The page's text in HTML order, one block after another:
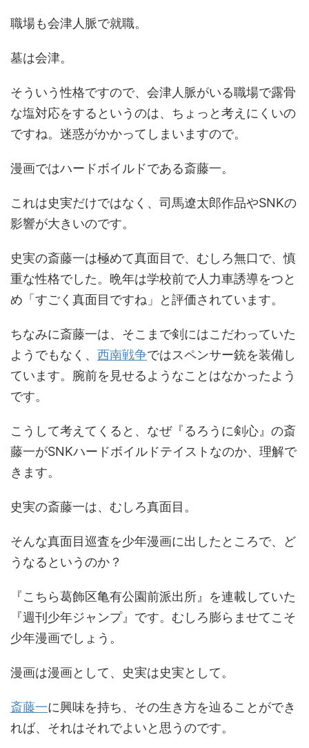
職場も会津人脈で就職。
墓は会津。
そういう性格ですので、会津人脈がいる職場で露骨
な塩対応をするというのは、ちょっと考えにくいの
ですね。迷惑がかかってしまいますので。
漫画ではハードボイルドである斎藤一。
これは史実だけではなく、司馬遼太郎作品やSNKの
影響が大きいのです。
史実の斎藤一は極めて真面目で、むしろ無口で、慎
重な性格でした。晩年は学校前で人力車誘導をつと
め「すごく真面目ですね」と評価されています。
ちなみに斎藤一は、そこまで剣にはこだわっていた
ようでもなく、 西南戦争ではスペンサー銃を装備し
ています。腕前を見せるようなことはなかったよう
です。
こうして考えてくると、なぜ『るろうに剣心』の斎
藤一がSNKハードボイルドテイストなのか、理解で
きます。
史実の斎藤一は、むしろ真面目。
そんな真面目巡査を少年漫画に出したところで、ど
うなるというのか？
『こちら葛飾区亀有公園前派出所』を連載していた
『週刊少年ジャンプ』です。むしろ膨らませてこそ
少年漫画でしょう。
漫画は漫画として、史実は史実として。
斎藤一に興味を持ち、その生き方を辿ることができ
れば、それはそれでよいと思うのです。